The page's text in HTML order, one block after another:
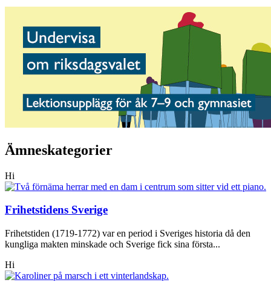
Ämneskategorier
Hi
Frihetstidens Sverige
Frihetstiden (1719-1772) var en period i Sveriges historia då den
kungliga makten minskade och Sverige fick sina första...
Hi